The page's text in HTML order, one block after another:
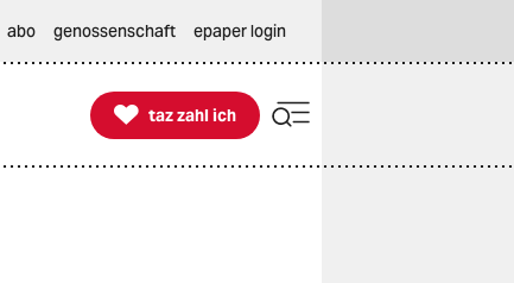
abo genossenschaft epaper login

taz zahl ich
taz zahl ich